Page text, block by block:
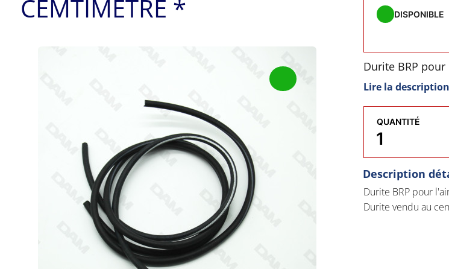
CEMTIMETRE *
DISPONIBLE
Durite BRP
Durite vendu au
Lire la
QUANTITÉ
Description
Durite BRP pour
Durite vendu au